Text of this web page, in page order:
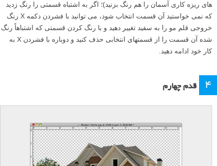
های ریزه کاری آسمان را هم رنگ بزنید)؛ اگر به اشتباه قسمتی را رنگ زدید
که نمی خواستید آن قسمت انتخاب شود، می توانید با فشردن دکمه X رنگ
خروجی قلم مو را به سفید تغییر دهید و با رنگ کردن قسمتی که اشتباهاً رنگ
شده آن قسمت را از قسمتهای انتخابی حذف کنید و دوباره با فشردن X به
کار خود ادامه دهید.
۴ قدم چهارم